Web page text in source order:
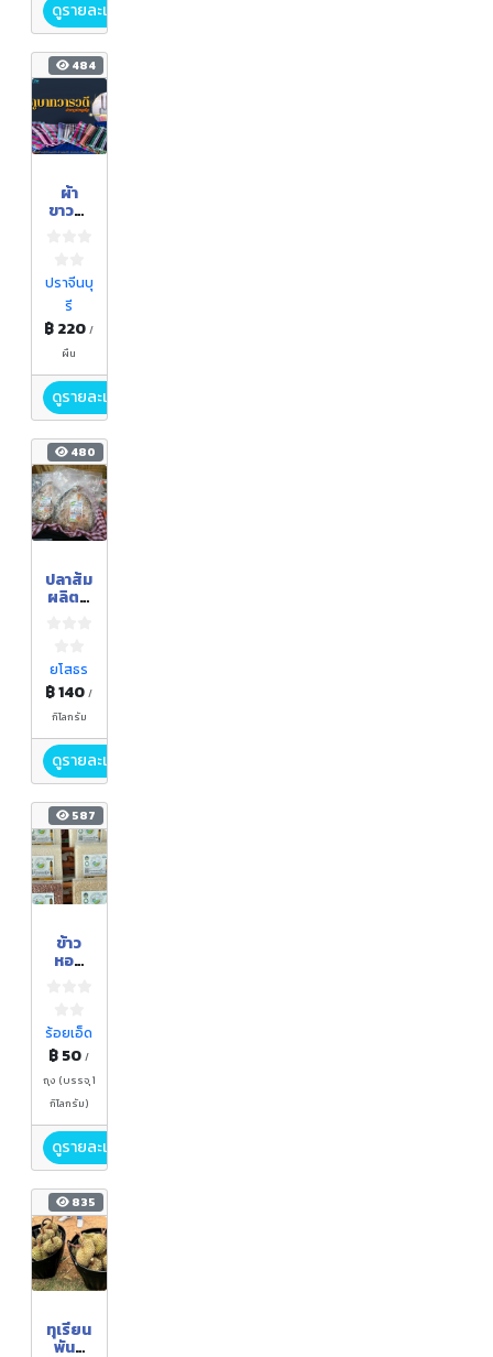
ดูรายละเอียด
484
ผ้า
ขาวม้า
วดี"
ปราจีนบุ
รี
฿ 220/
ผืน
ดูรายละเอียด
480
ปลาส้ม
ผลิตภั
ปลานิล
ปลา
ตะเพีย
น ปลา
ไน
ยโสธร
฿ 140/
กิโลกรัม
ดูรายละเอียด
587
ข้าว
หอม
กล้อง
หอม
มะลิ
ร้อยเอ็ด
฿ 50/
ถุง (บรรจุ 1
กิโลกรัม)
ดูรายละเอียด
835
ทุเรียน
พันธุ์